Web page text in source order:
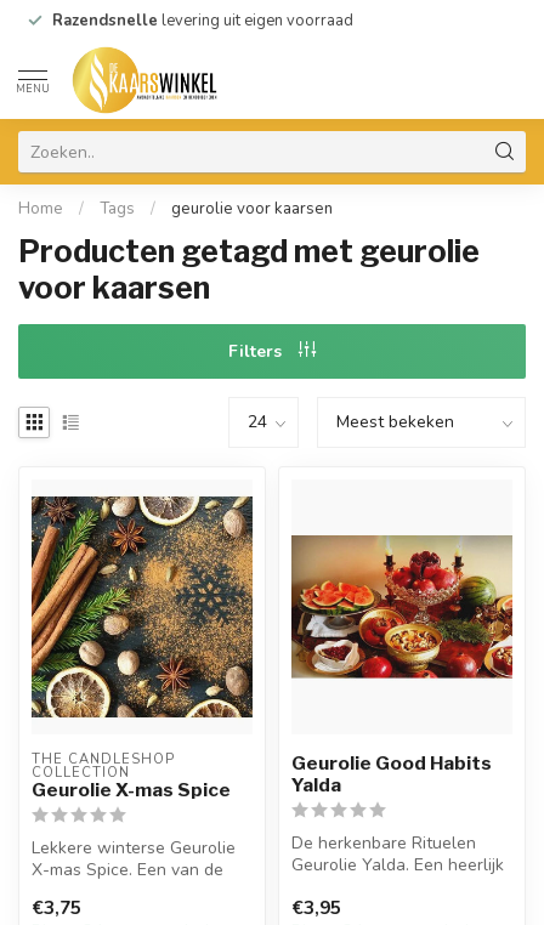
Razendsnelle levering uit eigen voorraad
MENU
Home / Tags / geurolie voor kaarsen
Producten getagd met geurolie
voor kaarsen
Filters
THE CANDLESHOP
COLLECTION
Geurolie X-mas Spice
Lekkere winterse Geurolie
X-mas Spice. Een van de
geurlijn...
€3,75
Geurolie Good Habits
Yalda
De herkenbare Rituelen
Geurolie Yalda. Een heerlijk
ingr...
€3,95